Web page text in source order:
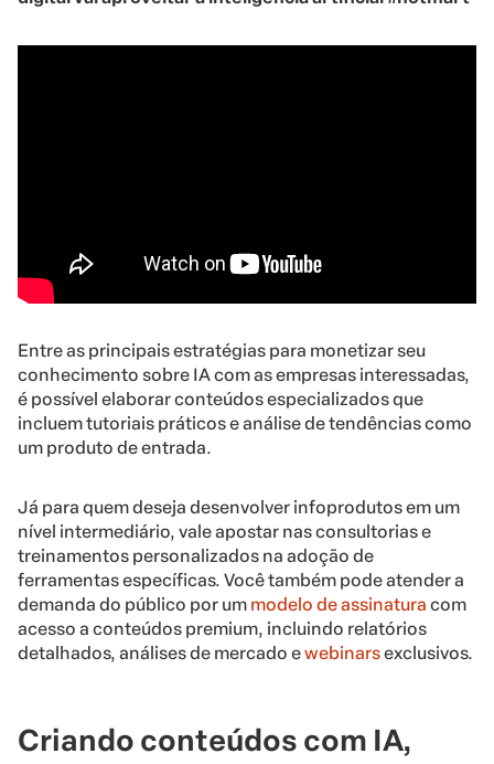
Entre as principais estratégias para monetizar seu
conhecimento sobre IA com as empresas interessadas,
é possível elaborar conteúdos especializados que
incluem tutoriais práticos e análise de tendências como
um produto de entrada.
Já para quem deseja desenvolver infoprodutos em um
nível intermediário, vale apostar nas consultorias e
treinamentos personalizados na adoção de
ferramentas específicas. Você também pode atender a
demanda do público por um modelo de assinatura com
acesso a conteúdos premium, incluindo relatórios
detalhados, análises de mercado ewebinarsexclusivos.
Criando conteúdos com IA,